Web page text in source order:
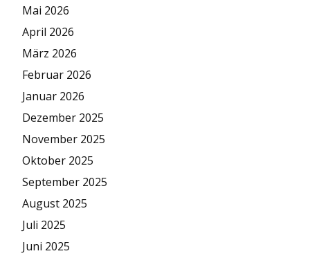
Mai 2026
April 2026
März 2026
Februar 2026
Januar 2026
Dezember 2025
November 2025
Oktober 2025
September 2025
August 2025
Juli 2025
Juni 2025